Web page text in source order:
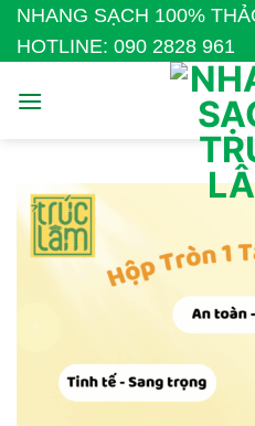
Bỏ
qua
nội
dung
NHANG SẠCH 100%
HOTLINE: 090 2828 961